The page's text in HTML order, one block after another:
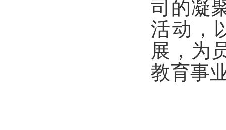
司的凝
活动，
展，为
教育事